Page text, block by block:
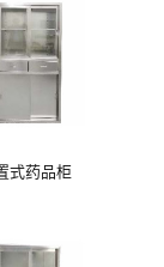
式药品柜